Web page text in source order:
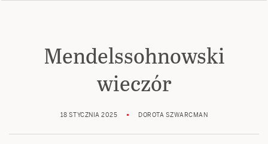
Mendelssohnowski
wieczór
18 STYCZNIA 2025 DOROTA SZWARCMAN